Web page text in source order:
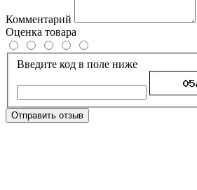
Комментарий
Оценка товара
Введите код в поле ниже
Отправить отзыв